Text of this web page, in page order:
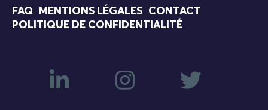
FAQ MENTIONS LÉGALES
CONTACT
POLITIQUE DE CONFIDENTIALITÉ